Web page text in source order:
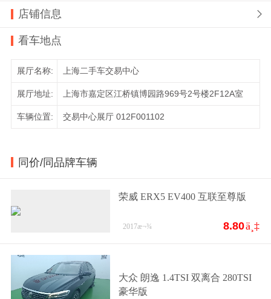
店铺信息 
看车地点
展厅名称: 上海二手车交易中心
展厅地址: 上海市嘉定区江桥镇博园路969号2号楼2F12A室
车辆位置: 交易中心展厅 012F001102
同价/同品牌车辆
荣威 ERX5 EV400 互联至尊版
8.80ä¸‡
2017æ¬¾
大众 朗逸 1.4TSI 双离合 280TSI
豪华版